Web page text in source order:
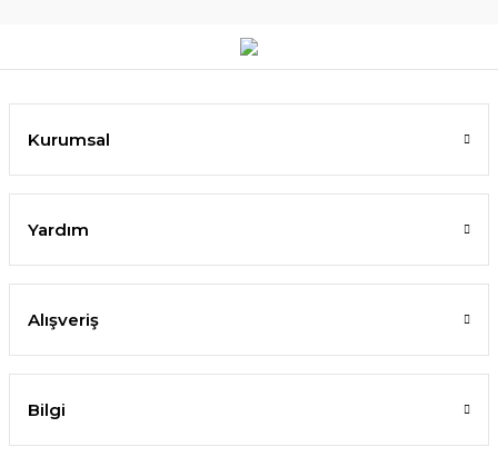
Kurumsal
Yardım
Alışveriş
Bilgi